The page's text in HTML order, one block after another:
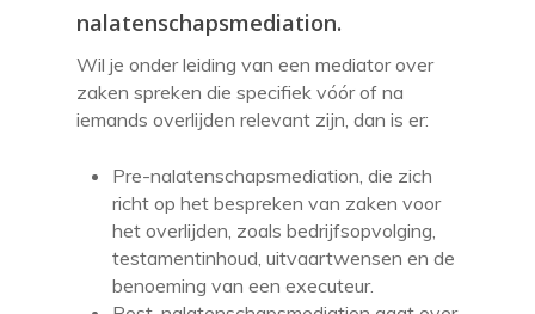
nalatenschapsmediation.
Wil je onder leiding van een mediator over
zaken spreken die specifiek vóór of na
iemands overlijden relevant zijn, dan is er:
Pre-nalatenschapsmediation, die zich
richt op het bespreken van zaken voor
het overlijden, zoals bedrijfsopvolging,
testamentinhoud, uitvaartwensen en de
benoeming van een executeur.